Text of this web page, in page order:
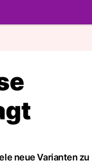
neue Varianten zu